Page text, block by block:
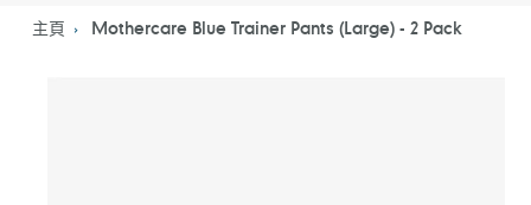
主頁 Mothercare Blue Trainer Pants (Large) - 2 Pack